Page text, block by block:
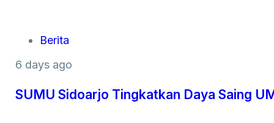
Berita
6 days ago
SUMU Sidoarjo Tingkatkan Daya Saing